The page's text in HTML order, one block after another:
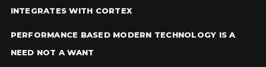
INTEGRATES WITH CORTEX
PERFORMANCE BASED MODERN TECHNOLOGY IS A
NEED NOT A WANT